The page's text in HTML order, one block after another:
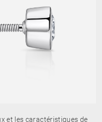
et les caractéristiques de